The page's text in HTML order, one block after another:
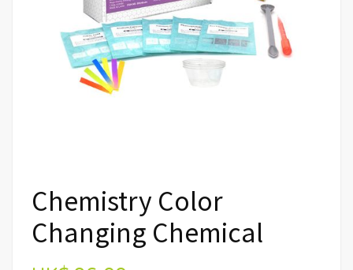
Chemistry Color
Changing Chemical